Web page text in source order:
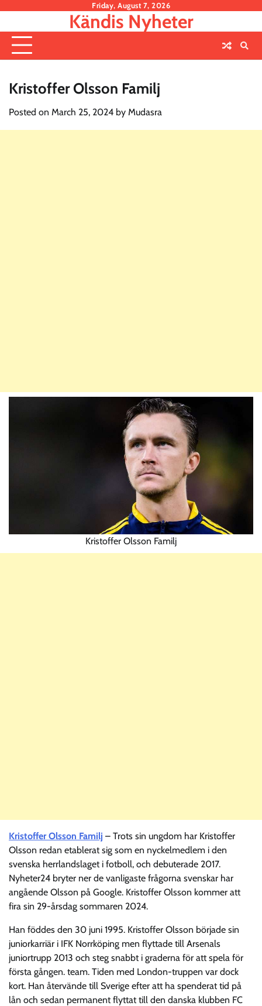
content
Friday, August 7, 2026
Kändis Nyheter
Kristoffer Olsson Familj
Posted on March 25, 2024 by Mudasra
Kristoffer Olsson Familj
Kristoffer Olsson Familj – Trots sin ungdom har Kristoffer
Olsson redan etablerat sig som en nyckelmedlem i den
svenska herrlandslaget i fotboll, och debuterade 2017.
Nyheter24 bryter ner de vanligaste frågorna svenskar har
angående Olsson på Google. Kristoffer Olsson kommer att
fira sin 29-årsdag sommaren 2024.
Han föddes den 30 juni 1995. Kristoffer Olsson började sin
juniorkarriär i IFK Norrköping men flyttade till Arsenals
juniortrupp 2013 och steg snabbt i graderna för att spela för
första gången. team. Tiden med London-truppen var dock
kort. Han återvände till Sverige efter att ha spenderat tid på
lån och sedan permanent flyttat till den danska klubben FC